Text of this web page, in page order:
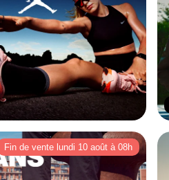
Fin de vente lundi 10 août à 08h